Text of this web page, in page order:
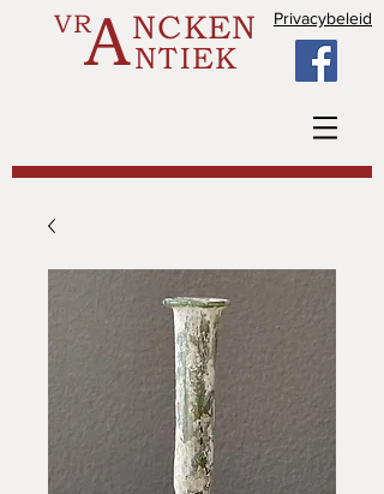
VRANTIEK
Privacybeleid
NCKEN